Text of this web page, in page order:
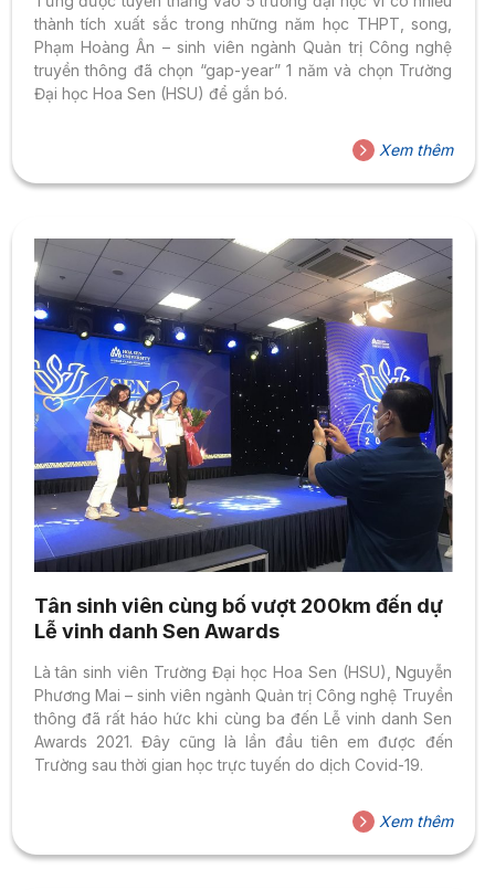
thành tích xuất sắc trong những năm học THPT, song,
Phạm Hoàng Ân – sinh viên ngành Quản trị Công nghệ
truyền thông đã chọn “gap-year” 1 năm và chọn Trường
Đại học Hoa Sen (HSU) để gắn bó.
Xem thêm
Tân sinh viên cùng bố vượt 200km đến dự
Lễ vinh danh Sen Awards
Là tân sinh viên Trường Đại học Hoa Sen (HSU), Nguyễn
Phương Mai – sinh viên ngành Quản trị Công nghệ Truyền
thông đã rất háo hức khi cùng ba đến Lễ vinh danh Sen
Awards 2021. Đây cũng là lần đầu tiên em được đến
Trường sau thời gian học trực tuyến do dịch Covid-19.
Xem thêm